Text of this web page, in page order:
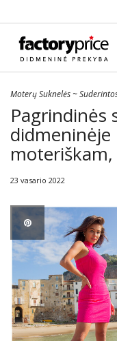
Moterų Suknelės~
Pagrindinės
didmeninėje
moteriškam,
23 vasario 2022